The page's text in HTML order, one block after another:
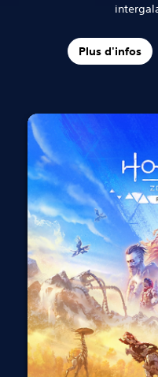
Plus d'infos